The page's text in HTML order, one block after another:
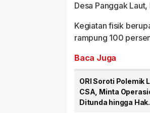
Desa Panggak
Kegiatan fisik
rampung 100
Baca Juga
ORI Soroti Polemik
CSA, Minta
Ditunda hingga Hak